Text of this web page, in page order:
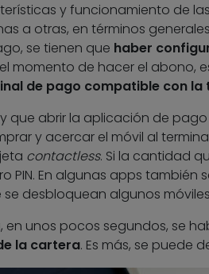
y funcionamiento de
a otras, en términos generales
se tienen que haber
momento de hacer el abono,
de pago compatible con
que abrir la aplicación de
y acercar el móvil al
contactless. Si la cantidad
PIN. En algunas apps también
se desbloquean algunos
en unos pocos segundos, se
la cartera. Es más, se puede